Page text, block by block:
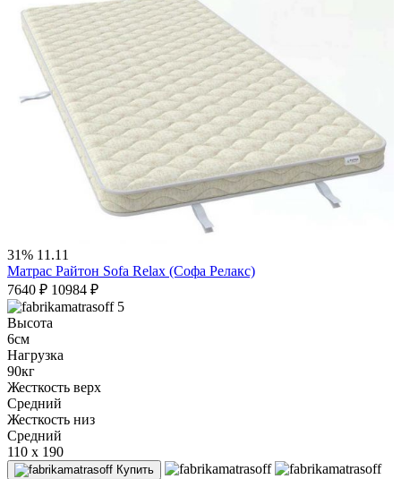
31% 11.11
Матрас Райтон Sofa Relax (Софа Релакс)
7640 ₽ 10984 ₽
5
Высота
6см
Нагрузка
90кг
Жесткость верх
Средний
Жесткость низ
Средний
110 x 190
Купить